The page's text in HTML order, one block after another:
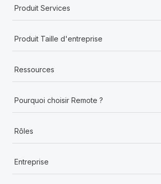
Produit Services
Produit Taille d'entreprise
Ressources
Pourquoi choisir Remote ?
Rôles
Entreprise